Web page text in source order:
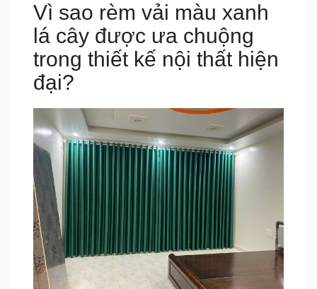
Vì sao rèm vải màu xanh
lá cây được ưa chuộng
trong thiết kế nội thất hiện
đại?